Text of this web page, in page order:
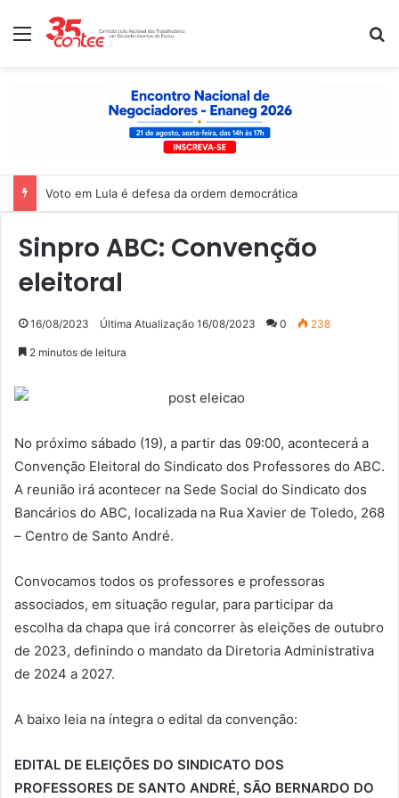
Menu
Voto em Lula é defesa da ordem democrática
Sinpro ABC: Convenção
eleitoral
16/08/2023 Última Atualização 16/08/2023 0 238
2 minutos de leitura
No próximo sábado (19), a partir das 09:00, acontecerá a
Convenção Eleitoral do Sindicato dos Professores do ABC.
A reunião irá acontecer na Sede Social do Sindicato dos
Bancários do ABC, localizada na Rua Xavier de Toledo, 268
– Centro de Santo André.
Convocamos todos os professores e professoras
associados, em situação regular, para participar da
escolha da chapa que irá concorrer às eleições de outubro
de 2023, definindo o mandato da Diretoria Administrativa
de 2024 a 2027.
A baixo leia na íntegra o edital da convenção:
EDITAL DE ELEIÇÕES DO SINDICATO DOS
PROFESSORES DE SANTO ANDRÉ, SÃO BERNARDO DO